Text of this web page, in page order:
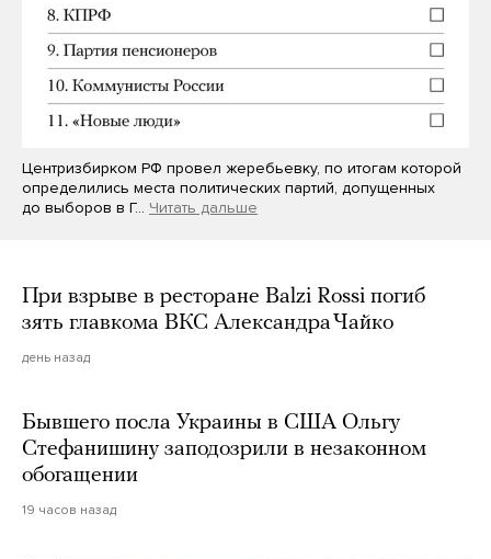
Центризбирком РФ провел жеребьевку, по итогам которой
определились места политических партий, допущенных
до выборов в Г… Читать дальше
При взрыве в ресторане Balzi Rossi погиб
зять главкома ВКС Александра Чайко
день назад
Бывшего посла Украины в США Ольгу
Стефанишину заподозрили в незаконном
обогащении
19 часов назад